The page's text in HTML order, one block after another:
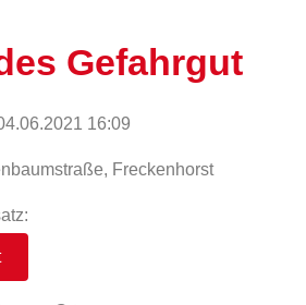
Gefahrgut
16:09
Freckenhorst